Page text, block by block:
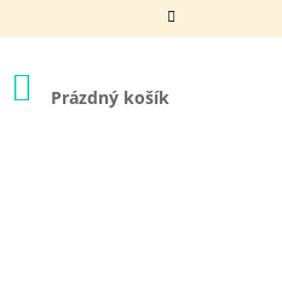
NÁKUPNÍ
KOŠÍK
Prázdný košík